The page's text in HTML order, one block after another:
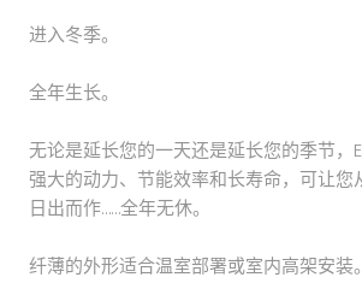
进入冬季。
全年生长。
无论是延长您的一天还是延长您的季节
强大的动力、节能效率和长寿命，可让您
日出而作……全年无休。
纤薄的外形适合温室部署或室内高架安装。